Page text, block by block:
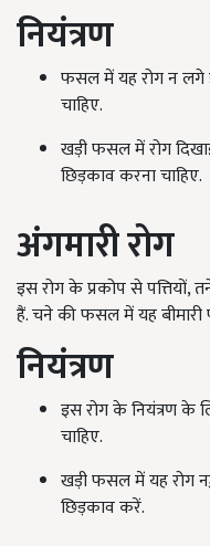
नियंत्रण
फसल में यह रोग न लगे
चाहिए.
खड़ी फसल में रोग
छिड़काव करना चाहिए.
अंगमारीरोग
इस रोग के प्रकोप से
हैं. चने की फसल में यह
नियंत्रण
इस रोग के नियंत्रण के
चाहिए.
खड़ी फसल में यह रोग
छिड़काव करें.